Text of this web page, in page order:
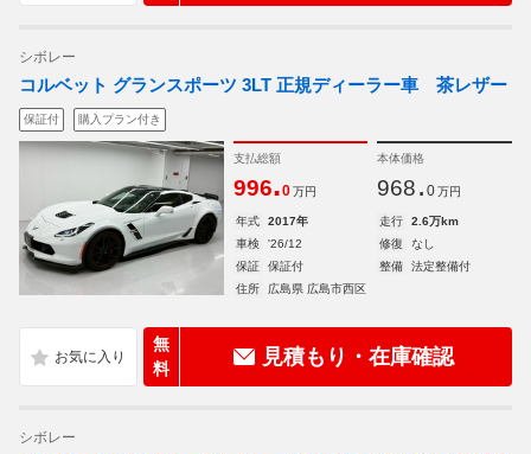
シボレー
コルベット グランスポーツ 3LT 正規ディーラー車 茶レザー
保証付 購入プラン付き
支払総額
996.0 万円
本体価格
968. 0 万円
年式 2017年 走行
2.6万km
車検
'26/12 修復
なし
保証
保証付 整備
法定整備付
住所
広島県 広島市西区
無
料
見積もり・在庫確認
シボレー